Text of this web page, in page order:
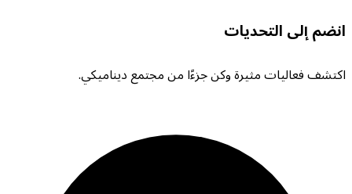
انضم إلى التحديات
اكتشف فعاليات مثيرة وكن جزءًا من مجتمع ديناميكي.